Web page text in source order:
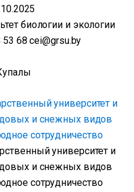
биологии и экологии
68 cei@grsu.by
университет и
и снежных видов
сотрудничество
университет и
и снежных видов
сотрудничество